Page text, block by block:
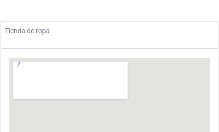
Tienda de ropa